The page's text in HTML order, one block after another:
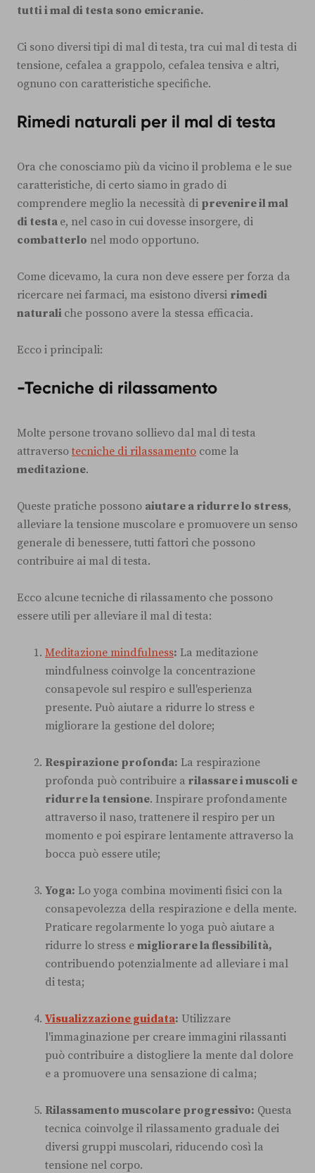
tutti i mal di testa sono emicranie.
Ci sono diversi tipi di mal di testa, tra cui mal di testa di
tensione, cefalea a grappolo, cefalea tensiva e altri,
ognuno con caratteristiche specifiche.
Rimedi naturali per il mal di testa
Ora che conosciamo più da vicino il problema e le sue
caratteristiche, di certo siamo in grado di
comprendere meglio la necessità di prevenire il mal
di testa e, nel caso in cui dovesse insorgere, di
combatterlo nel modo opportuno.
Come dicevamo, la cura non deve essere per forza da
ricercare nei farmaci, ma esistono diversi rimedi
naturali che possono avere la stessa efficacia.
Ecco i principali:
-Tecniche di rilassamento
Molte persone trovano sollievo dal mal di testa
attraversotecniche di rilassamento come la
meditazione.
Queste pratiche possono aiutare a ridurre lo stress,
alleviare la tensione muscolare e promuovere un senso
generale di benessere, tutti fattori che possono
contribuire ai mal di testa.
Ecco alcune tecniche di rilassamento che possono
essere utili per alleviare il mal di testa:
Meditazione mindfulness: La meditazione
mindfulness coinvolge la concentrazione
consapevole sul respiro e sull'esperienza
presente. Può aiutare a ridurre lo stress e
migliorare la gestione del dolore;
Respirazione profonda: La respirazione
profonda può contribuire a rilassare i muscoli e
ridurre la tensione. Inspirare profondamente
attraverso il naso, trattenere il respiro per un
momento e poi espirare lentamente attraverso la
bocca può essere utile;
Yoga: Lo yoga combina movimenti fisici con la
consapevolezza della respirazione e della mente.
Praticare regolarmente lo yoga può aiutare a
ridurre lo stress e migliorare la flessibilità,
contribuendo potenzialmente ad alleviare i mal
di testa;
Visualizzazione guidata: Utilizzare
l'immaginazione per creare immagini rilassanti
può contribuire a distogliere la mente dal dolore
e a promuovere una sensazione di calma;
Rilassamento muscolare progressivo: Questa
tecnica coinvolge il rilassamento graduale dei
diversi gruppi muscolari, riducendo così la
tensione nel corpo.